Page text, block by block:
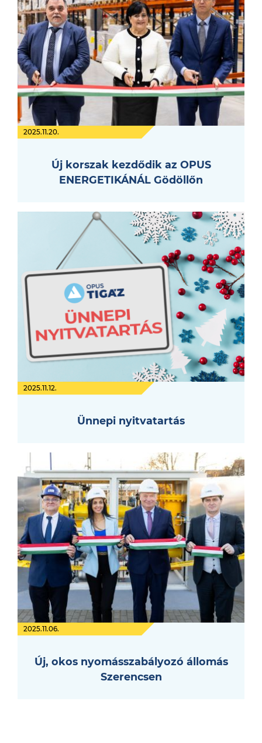
2025.11.20.
Új korszak kezdődik az OPUS
ENERGETIKÁNÁL Gödöllőn
2025.11.12.
Ünnepi nyitvatartás
2025.11.06.
Új, okos nyomásszabályozó állomás
Szerencsen